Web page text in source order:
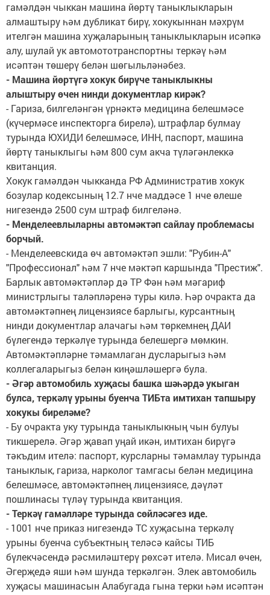
гамәлдән чыккан машина йөртү таныклыкларын
алмаштыру һәм дубликат бирү, хокукыннан мәхрүм
ителгән машина хуҗаларының таныклыкларын исәпкә
алу, шулай ук автомототранспортны теркәү һәм
исәптән төшерү белән шөгыльләнәбез.
- Машина йөртүгә хокук бирүче таныклыкны
алыштыру өчен нинди документлар кирәк?
- Гариза, билгеләнгән үрнәктә медицина белешмәсе
(күчермәсе инспекторга бирелә), штрафлар булмау
турында ЮХИДИ белешмәсе, ИНН, паспорт, машина
йөртү таныклыгы һәм 800 сум акча түләгәнлеккә
квитанция.
Хокук гамәлдән чыкканда РФ Административ хокук
бозулар кодексының 12.7 нче маддәсе 1 нче өлеше
нигезендә 2500 сум штраф билгеләнә.
- Менделеевлыларны автомәктәп сайлау проблемасы
борчый.
- Менделеевскида өч автомәктәп эшли: "Рубин-А"
"Профессионал" һәм 7 нче мәктәп каршында "Престиж".
Барлык автомәктәпләр дә ТР Фән һәм мәгариф
министрлыгы таләпләренә туры килә. Һәр очракта да
автомәктәпнең лицензиясе барлыгы, курсантның
нинди документлар алачагы һәм төркемнең ДАИ
бүлегендә теркәлүе турында белешергә мөмкин.
Автомәктәпләрне тәмамлаган дусларыгыз һәм
коллегаларыгыз белән киңәшләшергә була.
- Әгәр автомобиль хуҗасы башка шәһәрдә укыган
булса, теркәлү урыны буенча ТИБта имтихан тапшыру
хокукы биреләме?
- Бу очракта уку турында таныклыкның чын булуы
тикшерелә. Әгәр җавап уңай икән, имтихан бирүгә
тәкъдим ителә: паспорт, курсларны тәмамлау турында
таныклык, гариза, нарколог тамгасы белән медицина
белешмәсе, автомәктәпнең лицензиясе, дәүләт
пошлинасы түләү турында квитанция.
- Теркәү гамәлләре турында сөйләсәгез иде.
- 1001 нче приказ нигезендә ТС хуҗасына теркәлү
урыны буенча субъектның теләсә кайсы ТИБ
бүлекчәсендә рәсмиләштерү рөхсәт ителә. Мисал өчен,
Әгерҗедә яши һәм шунда теркәлгән. Элек автомобиль
хуҗасы машинасын Алабугада гына терки һәм исәптән